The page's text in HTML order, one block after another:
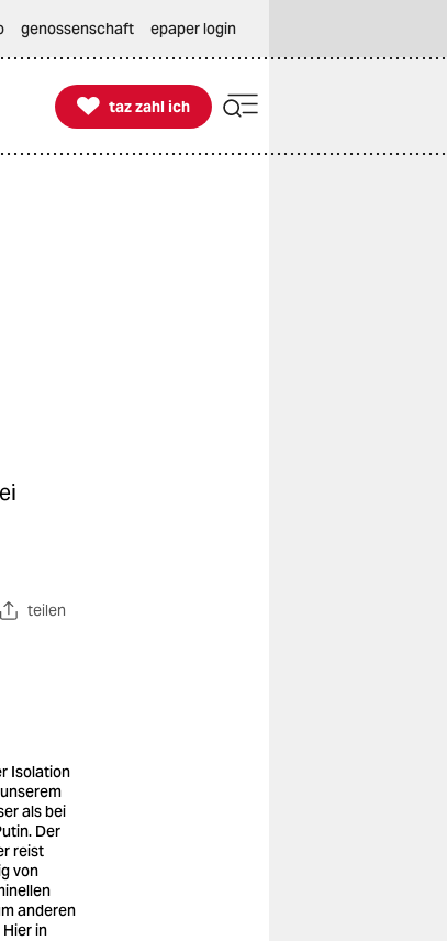
genossenschaft epaper login

taz zahl ich
taz zahl ich
teilen
Isolation
als bei
Der
reist
von
anderen
in